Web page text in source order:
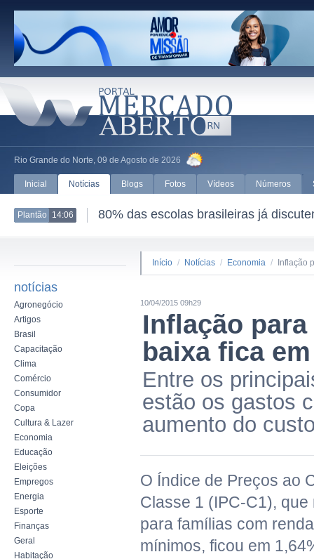
Rio Grande do Norte, 09 de Agosto de 2026
Inicial Notícias Blogs Fotos Vídeos Números
Plantão 14:06 80% das escolas brasileiras já
notícias
Agronegócio
Artigos
Brasil
Capacitação
Clima
Comércio
Consumidor
Copa
Cultura & Lazer
Economia
Educação
Eleições
Empregos
Energia
Esporte
Finanças
Geral
Habitação
Início / Notícias / Economia / Inflação
10/04/2015 09h29
Inflação
baixa fica
Entre os
estão os gastos
aumento do
O Índice de Preços ao
Classe 1 (IPC-C1),
para famílias com
mínimos, ficou em